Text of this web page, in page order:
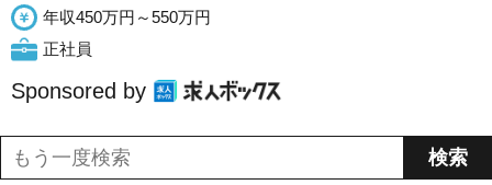
年収450万円～550万円
正社員
Sponsored by